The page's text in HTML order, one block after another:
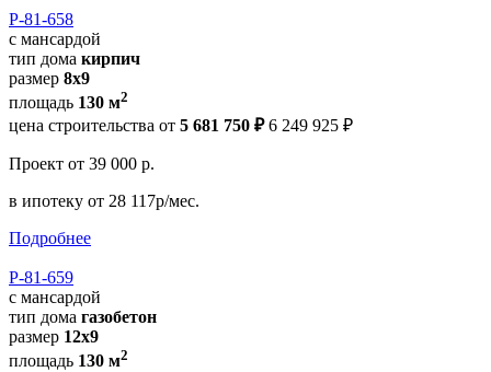
Р-81-658
с мансардой
тип дома кирпич
размер 8x9
площадь 130 м2
цена строительства от 5 681 750 ₽ 6 249 925 ₽
Проект от 39 000 р.
в ипотеку от 28 117р/мес.
Подробнее
Р-81-659
с мансардой
тип дома газобетон
размер 12x9
площадь 130 м2